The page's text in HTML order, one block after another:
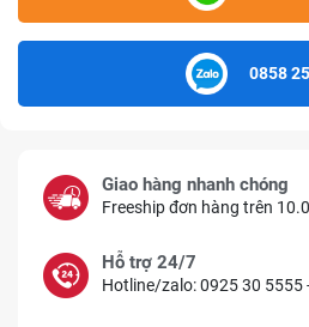
0858
Giao hàng nhanh chóng
Freeship đơn hàng trên
Hỗ trợ 24/7
Hotline/zalo: 0925 30 5555